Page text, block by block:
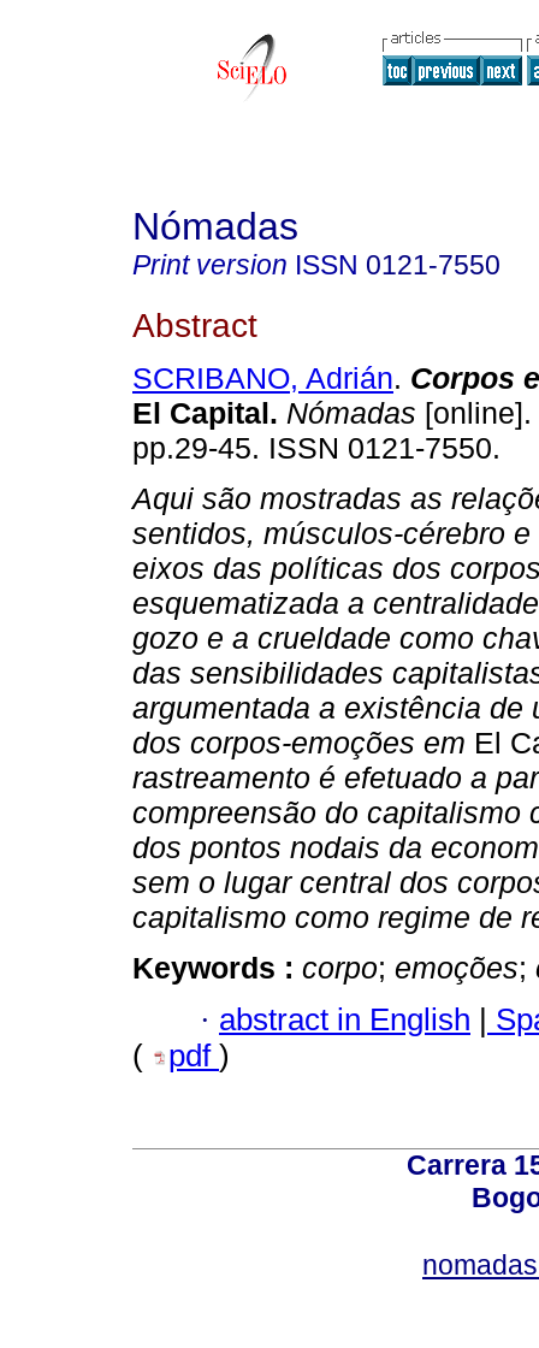
Nómadas
Print version ISSN 0121-7550
Abstract
SCRIBANO, Adrián. Corpos
El Capital. Nómadas
pp.29-45. ISSN 0121-7550.
Aqui são mostradas as
sentidos, músculos-cérebro
eixos das políticas dos
esquematizada a
gozo e a crueldade como
das sensibilidades
argumentada a existência de
dos corpos-emoções em El
rastreamento é efetuado a
compreensão do capitalismo
dos pontos nodais da
sem o lugar central dos
capitalismo como regime de
Keywords : corpo; emoções;
· abstract in English |
(
pdf )
Carrera